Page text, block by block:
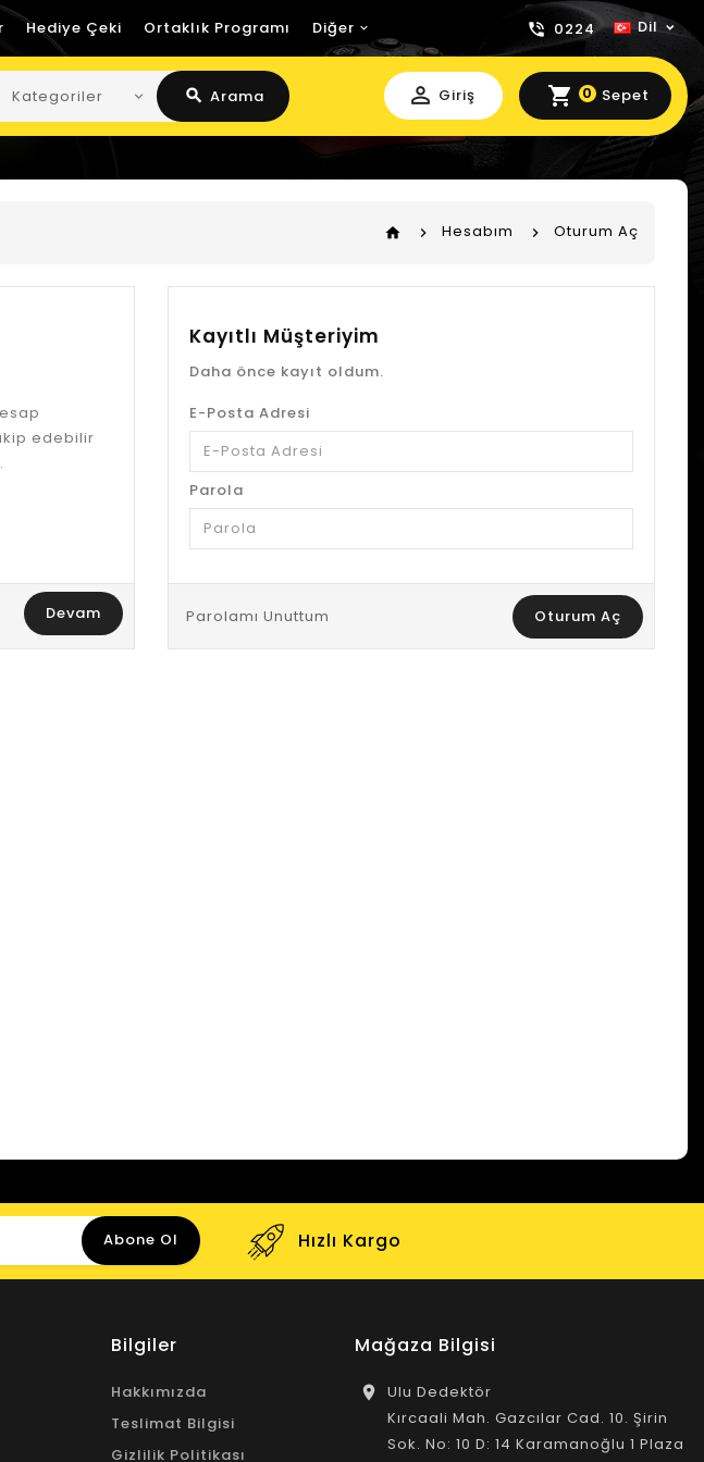
Hediye Çeki Ortaklık Programı Diğer 0224 Dil
search Arama perm_identity Giriş shopping_cart Sepet
0
home Hesabım Oturum Aç
edebilir
Devam
Kayıtlı Müşteriyim
Daha önce kayıt oldum.
E-Posta Adresi
Parola
Parolamı Unuttum
Abone Ol
Destek Hızlı Kargo
Bilgiler
Hakkımızda
Teslimat Bilgisi
Gizlilik Politikası
Mağaza Bilgisi
location_on
Ulu Dedektör
Kırcaali Mah. Gazcılar Cad. 10. Şirin
Sok. No: 10 D: 14 Karamanoğlu 1 Plaza